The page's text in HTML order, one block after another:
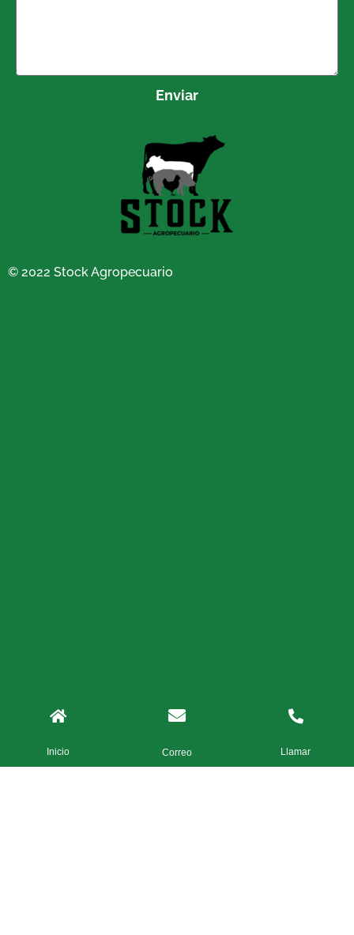
Enviar
© 2022 Stock Agropecuario
Inicio Correo Llamar